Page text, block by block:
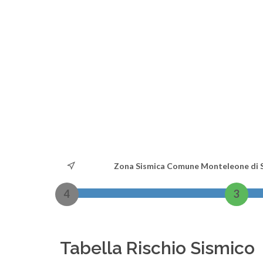
Zona Sismica Comune Monteleone di
4 3
Tabella Rischio Sismico